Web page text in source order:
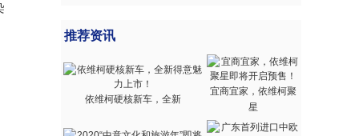
推荐资讯
依维柯硬核新车，全新
宜商宜家，依维柯聚
星